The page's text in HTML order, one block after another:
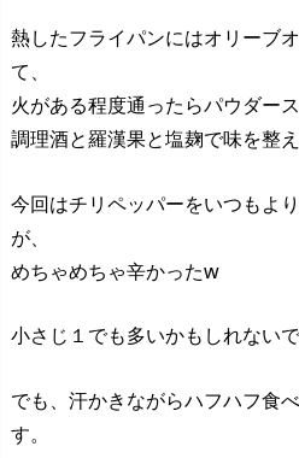
熱したフライパンにはオリーブ
て、
火がある程度通ったらパウダー
調理酒と羅漢果と塩麹で味を整え
今回はチリペッパーをいつもよ
が、
めちゃめちゃ辛かったw
小さじ１でも多いかもしれないで
でも、汗かきながらハフハフ食
す。